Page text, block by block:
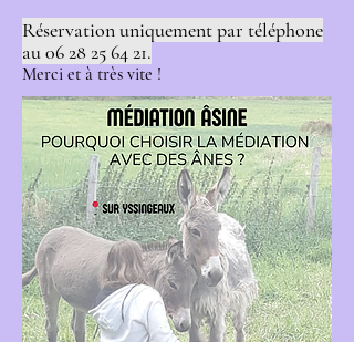
Réservation uniquement par téléphone
au06 28 25 64 21.
Merci et à très vite !